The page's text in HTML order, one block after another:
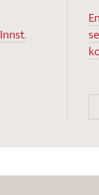
Innst.